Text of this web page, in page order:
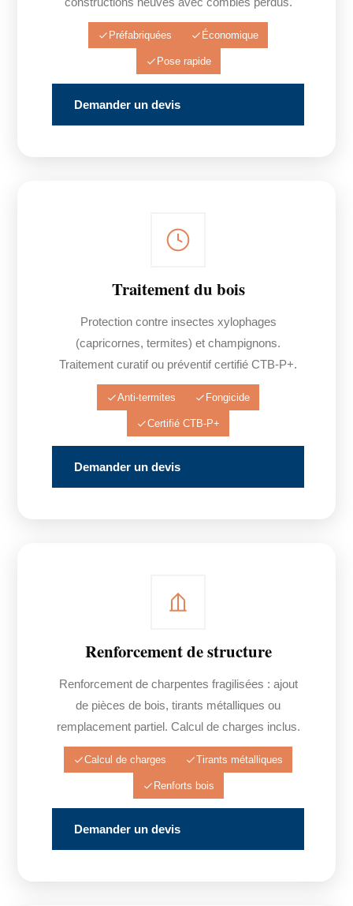
Préfabriquées Économique
Pose rapide
Demander un devis
Traitement du bois
Protection contre insectes xylophages
(capricornes, termites) et champignons.
Traitement curatif ou préventif certifié CTB-P+.
Anti-termites Fongicide
Certifié CTB-P+
Demander un devis
Renforcement de structure
Renforcement de charpentes fragilisées : ajout
de pièces de bois, tirants métalliques ou
remplacement partiel. Calcul de charges inclus.
Calcul de charges Tirants métalliques
Renforts bois
Demander un devis